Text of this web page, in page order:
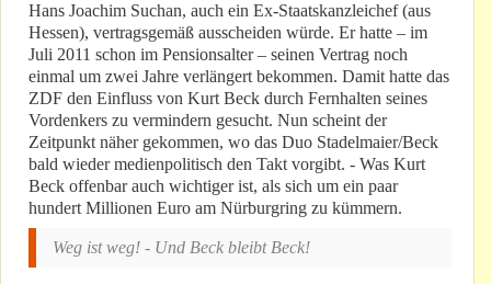
Hans Joachim Suchan, auch ein Ex-Staatskanzleichef (aus
Hessen), vertragsgemäß ausscheiden würde. Er hatte – im
Juli 2011 schon im Pensionsalter – seinen Vertrag noch
einmal um zwei Jahre verlängert bekommen. Damit hatte das
ZDF den Einfluss von Kurt Beck durch Fernhalten seines
Vordenkers zu vermindern gesucht. Nun scheint der
Zeitpunkt näher gekommen, wo das Duo Stadelmaier/Beck
bald wieder medienpolitisch den Takt vorgibt. - Was Kurt
Beck offenbar auch wichtiger ist, als sich um ein paar
hundert Millionen Euro am Nürburgring zu kümmern.
Weg ist weg! - Und Beck bleibt Beck!